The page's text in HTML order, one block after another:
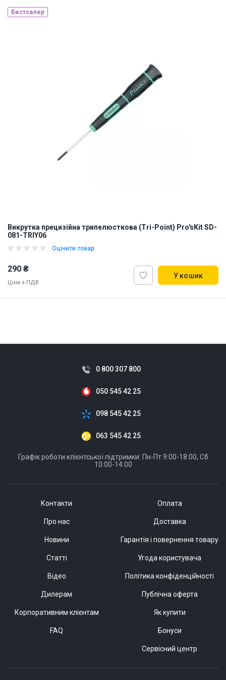
Бестселер
Викрутка прецизійна трипелюсткова (Tri-Point) Pro'sKit SD-
081-TRIY06
Оцінити товар
290 ₴
Ціна з ПДВ
У кошик
Контакти
Про нас
Новини
Статті
Відео
Дилерам
Корпоративним клієнтам
FAQ
Оплата
Доставка
Гарантія і повернення товару
Угода користувача
Політика конфіденційності
Публічна оферта
Як купити
Бонуси
Сервісний центр
0 800 307 800
050 545 42 25
098 545 42 25
063 545 42 25
Графік роботи клієнтської підтримки: Пн-Пт 9:00-18:00, Сб
10:00-14:00